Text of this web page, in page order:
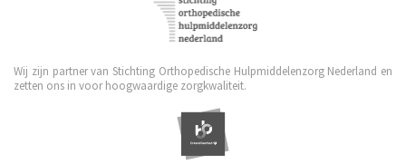
Wij zijn partner van Stichting Orthopedische Hulpmiddelenzorg Nederland en
zetten ons in voor hoogwaardige zorgkwaliteit.